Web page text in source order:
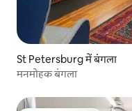
St Petersburg में बंगला
मनमोहक बंगला